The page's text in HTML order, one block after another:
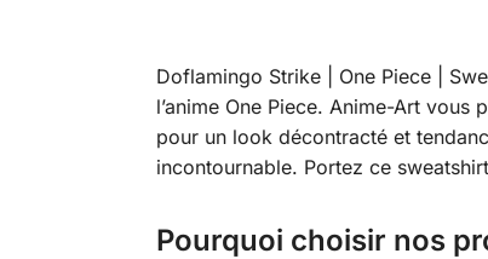
Doflamingo Strike | One Piece |
l’anime One Piece. Anime-Art
pour un look décontracté et
incontournable. Portez ce
Pourquoi choisir nos